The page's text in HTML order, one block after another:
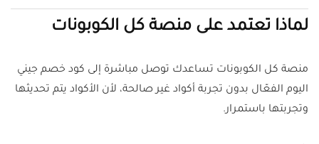
لماذا تعتمد على منصة كل الكوبونات
منصة كل الكوبونات تساعدك توصل مباشرة إلى كود خصم جيني
اليوم الفعّال بدون تجربة أكواد غير صالحة، لأن الأكواد يتم تحديثها
وتجربتها باستمرار.